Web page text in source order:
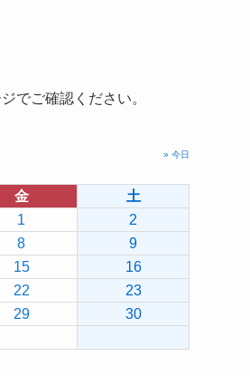
ジでご確認ください。
» 今日
金
土
1
2
8
9
15
16
22
23
29
30